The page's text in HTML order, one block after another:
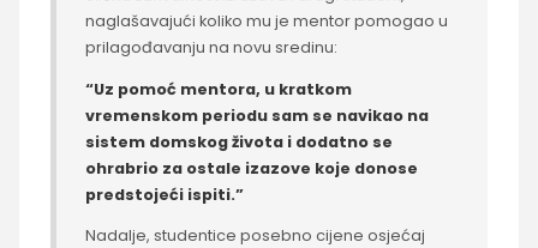
naglašavajući koliko mu je mentor pomogao u
prilagođavanju na novu sredinu:
“Uz pomoć mentora, u kratkom
vremenskom periodu sam se navikao na
sistem domskog života i dodatno se
ohrabrio za ostale izazove koje donose
predstojeći ispiti.”
Nadalje, studentice posebno cijene osjećaj